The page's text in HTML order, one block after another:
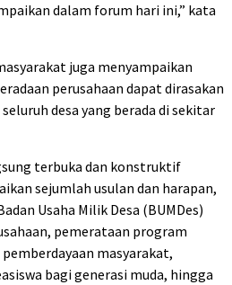
dalam forum hari ini,” kata
juga menyampaikan
perusahaan dapat dirasakan
desa yang berada di sekitar
terbuka dan konstruktif
sejumlah usulan dan harapan,
Usaha Milik Desa (BUMDes)
pemerataan program
masyarakat,
bagi generasi muda, hingga